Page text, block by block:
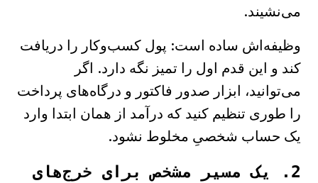
می‌نشیند.
وظیفه‌اش ساده است: پول کسب‌وکار را دریافت
کند و این قدم اول را تمیز نگه دارد. اگر
می‌توانید، ابزار صدور فاکتور و درگاه‌های پرداخت
را طوری تنظیم کنید که درآمد از همان ابتدا وارد
یک حساب شخصیِ مخلوط نشود.
2. یک مسیر مشخص برای خرج‌های